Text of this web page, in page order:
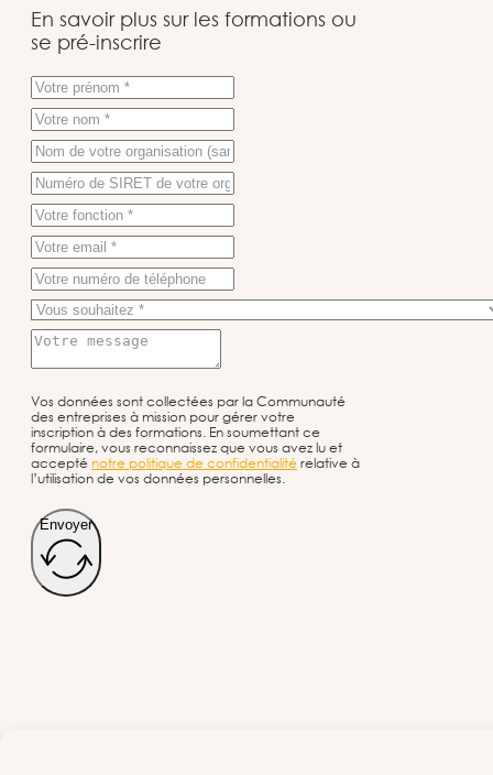
En savoir plus sur les formations ou
se pré-inscrire
Vos données sont collectées par la Communauté
des entreprises à mission pour gérer votre
inscription à des formations. En soumettant ce
formulaire, vous reconnaissez que vous avez lu et
accepté notre politique de confidentialitérelative à
l’utilisation de vos données personnelles.
Envoyer